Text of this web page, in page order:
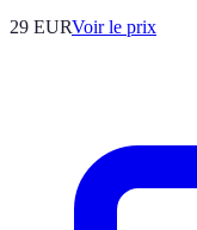
29 EURVoir le prix